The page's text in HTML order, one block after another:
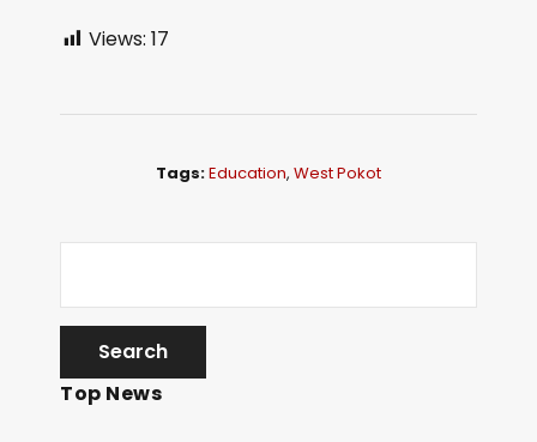
Views: 17
Tags:Education, West Pokot
Top News